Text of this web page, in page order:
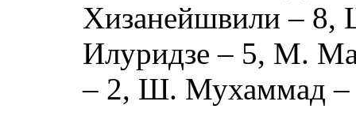
Хизанейшвили – 8,
Илуридзе – 5, М.
– 2, Ш. Мухаммад –